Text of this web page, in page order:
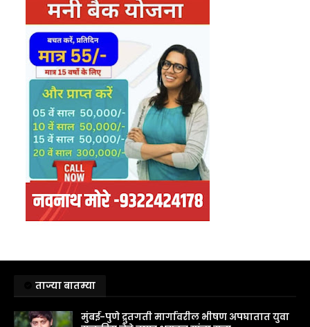
ताज्या बातम्या
मुंबई-पुणे द्रुतगती मार्गावरील भीषण अपघातात युवा